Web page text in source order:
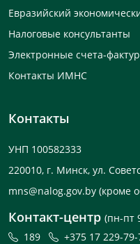
Евразийский
Налоговые консультанты
Электронные счета-
Контакты ИМНС
Контакты
УНП 100582333
220010, г. Минск, ул.
mns@nalog.gov.by (кроме
Контакт-центр (пн-пт
189
+375 17 229-